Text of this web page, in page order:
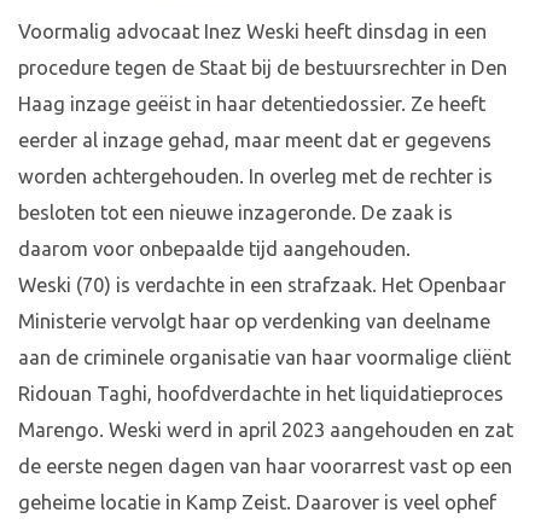
Voormalig advocaat Inez Weski heeft dinsdag in een
procedure tegen de Staat bij de bestuursrechter in Den
Haag inzage geëist in haar detentiedossier. Ze heeft
eerder al inzage gehad, maar meent dat er gegevens
worden achtergehouden. In overleg met de rechter is
besloten tot een nieuwe inzageronde. De zaak is
daarom voor onbepaalde tijd aangehouden.
Weski (70) is verdachte in een strafzaak. Het Openbaar
Ministerie vervolgt haar op verdenking van deelname
aan de criminele organisatie van haar voormalige cliënt
Ridouan Taghi, hoofdverdachte in het liquidatieproces
Marengo. Weski werd in april 2023 aangehouden en zat
de eerste negen dagen van haar voorarrest vast op een
geheime locatie in Kamp Zeist. Daarover is veel ophef